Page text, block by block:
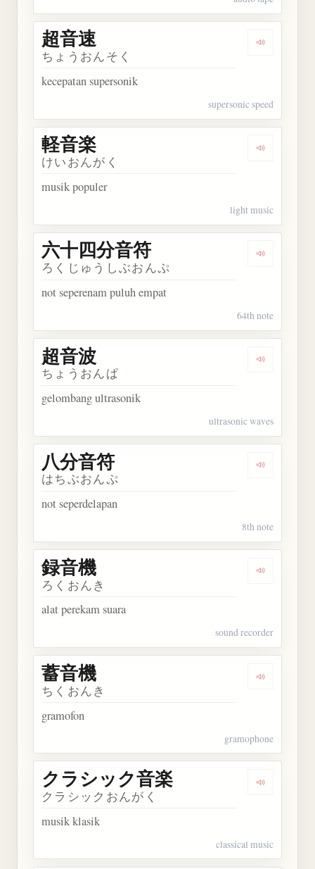
Dengarkan
超音速
ちょうおんそく
kecepatan supersonik
supersonic speed
Dengarkan
軽音楽
けいおんがく
musik populer
light music
Dengarkan
六十四分音符
ろくじゅうしぶおんぷ
not seperenam puluh empat
64th note
Dengarkan
超音波
ちょうおんぱ
gelombang ultrasonik
ultrasonic waves
Dengarkan
八分音符
はちぶおんぷ
not seperdelapan
8th note
Dengarkan
録音機
ろくおんき
alat perekam suara
sound recorder
Dengarkan
蓄音機
ちくおんき
gramofon
gramophone
Dengarkan
クラシック音楽
クラシックおんがく
musik klasik
classical music